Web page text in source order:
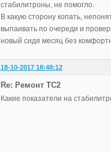
стабилитроны, не помогло.
В какую сторону копать,
выпаивать по очереди и
новый сидя месяц без
18-10-2017 18:48:12
Re: Ремонт TC2
Какие показатели на